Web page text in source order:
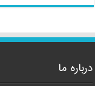
درباره ما